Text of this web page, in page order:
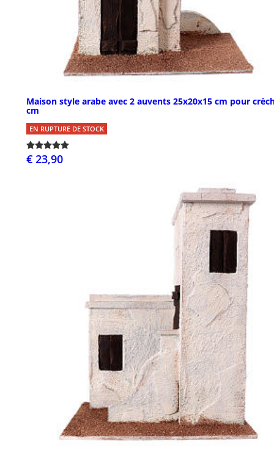
Maison style arabe avec 2 auvents 25x20x15 cm pour
cm
EN RUPTURE DE STOCK
€ 23,90